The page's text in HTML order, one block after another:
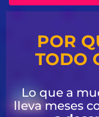
POR
TODO
Lo que a
lleva meses